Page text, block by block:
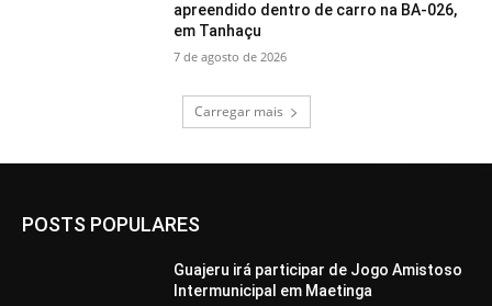
apreendido dentro de carro na BA-026,
em Tanhaçu
7 de agosto de 2026
Carregar mais
POSTS POPULARES
Guajeru irá participar de Jogo Amistoso
Intermunicipal em Maetinga